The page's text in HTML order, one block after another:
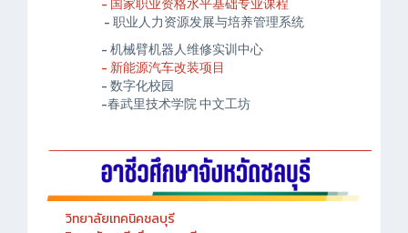
- 春武里技术学院人工智能中心
- 国家职业资格水平基础专业课程
- 职业人力资源发展与培养管理系统
- 机械臂机器人维修实训中心
- 新能源汽车改装项目
- 数字化校园